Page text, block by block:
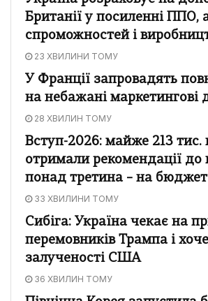
Британії у посиленні ППО,
спроможностей і
23 ХВИЛИНИ ТОМУ
У Франції запровадять
на небажані маркетингові
28 ХВИЛИН ТОМУ
Вступ-2026: майже 213 тис.
отримали рекомендації до
понад третина – на бюджет
33 ХВИЛИНИ ТОМУ
Сибіга: Україна чекає на
перемовників Трампа і
залученості США
36 ХВИЛИН ТОМУ